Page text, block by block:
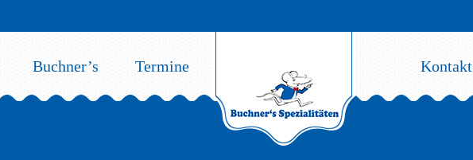
Buchner’s Termine Kontakt